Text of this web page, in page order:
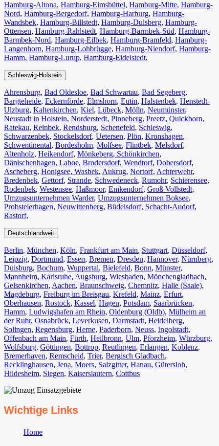
Hamburg-Altona, Hamburg-Eimsbüttel, Hamburg-Mitte, Hamburg-
Nord, Hamburg-Bergedorf, Hamburg-Harburg, Hamburg-
Wandsbek, Hamburg-Billstedt, Hamburg-Dulsberg, Hamburg-
Ottensen, Hamburg-Rahlstedt, Hamburg-Barmbek-Süd, Hamburg-
Barmbek-Nord, Hamburg-Eilbek, Hamburg-Bramfeld, Hamburg-
Langenhorn, Hamburg-Lohbrügge, Hamburg-Niendorf, Hamburg-
Hamm, Hamburg-Lurup, Hamburg-Eidelstedt,
Schleswig-Holstein
Ahrensburg, Bad Oldesloe, Bad Schwartau, Bad Segeberg,
Bargteheide, Eckernförde, Elmshorn, Eutin, Halstenbek, Henstedt-
Ulzburg, Kaltenkirchen, Kiel, Lübeck, Mölln, Neumünster,
Neustadt in Holstein, Norderstedt, Pinneberg, Preetz, Quickborn,
Ratekau, Reinbek, Rendsburg, Schenefeld, Schleswig,
Schwarzenbek, Stockelsdorf, Uetersen, Plön, Kronshagen,
Schwentinental, Bordesholm, Molfsee, Flintbek, Melsdorf,
Altenholz, Heikendorf, Mönkeberg, Schönkirchen,
Dänischenhagen, Laboe, Brodersdorf, Wendtorf, Dobersdorf,
Ascheberg, Honigsee, Wasbek, Aukrug, Nortorf, Achterwehr,
Bredenbek, Gettorf, Strande, Schwedeneck, Rumohr, Schierensee,
Rodenbek, Westensee, Haßmoor, Emkendorf, Groß Vollstedt,
Umzugsunternehmen Warder, Umzugsunternehmen Boksee,
Probsteierhagen, Neuwittenberg, Büdelsdorf, Schacht-Audorf,
Rastorf,
Deutschlandweit
Berlin⁠, München, Köln⁠, Frankfurt am Main, Stuttgart, Düsseldorf,
Leipzig, Dortmund, Essen, Bremen, Dresden, Hannover, Nürnberg,
Duisburg⁠, Bochum, Wuppertal⁠, Bielefeld⁠, Bonn⁠, Münster⁠,
Mannheim, Karlsruhe, Augsburg, Wiesbaden⁠, Mönchengladbach⁠,
Gelsenkirchen⁠, Aachen⁠, Braunschweig, Chemnitz⁠, Halle (Saale)⁠,
Magdeburg, Freiburg im Breisgau⁠, Krefeld⁠, Mainz⁠, Erfurt,
Oberhausen⁠, Rostock⁠, Kassel⁠, Hagen, Potsdam, Saarbrücken⁠,
Hamm, Ludwigshafen am Rhein⁠, Oldenburg (Oldb), Mülheim an
der Ruhr, Osnabrück⁠, Leverkusen, Darmstadt⁠, Heidelberg,
Solingen, Regensburg, Herne⁠, Paderborn, Neuss, Ingolstadt,
Offenbach am Main, Fürth⁠, Heilbronn, Ulm⁠, Pforzheim, Würzburg,
Wolfsburg⁠, Göttingen, Bottrop, Reutlingen, Erlangen⁠, Koblenz,
Bremerhaven⁠, Remscheid, Trier⁠, Bergisch Gladbach,
Recklinghausen, Jena⁠, Moers⁠, Salzgitter⁠, Hanau, Gütersloh,
Hildesheim⁠, Siegen⁠, Kaiserslautern⁠, Cottbus⁠
Wichtige Links
Home